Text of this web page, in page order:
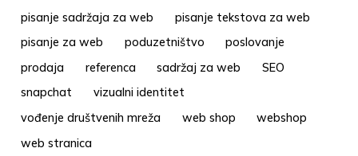
pisanje sadržaja za web
pisanje tekstova za web
pisanje za web
poduzetništvo
poslovanje
prodaja
referenca sadržaj za web
SEO
snapchat
vizualni identitet
vođenje društvenih mreža
web shop
webshop
web stranica